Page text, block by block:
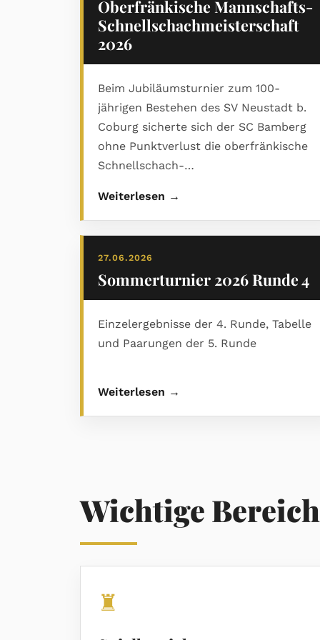
Oberfränkische Mannschafts-
Schnellschachmeisterschaft
2026
Beim Jubiläumsturnier zum 100-
jährigen Bestehen des SV Neustadt b.
Coburg sicherte sich der SC Bamberg
ohne Punktverlust die oberfränkische
Schnellschach-
Gastgeber SV Neustadt wurde starker
Zweiter, Rang drei ging an den
Bericht mit Abschlusstabelle und vielen
Bildern gibt es im PDF.
Weiterlesen →
27.06.2026
Sommerturnier 2026 Runde 4
Einzelergebnisse der 4. Runde, Tabelle
und Paarungen der 5. Runde
Weiterlesen →
Wichtige
♜